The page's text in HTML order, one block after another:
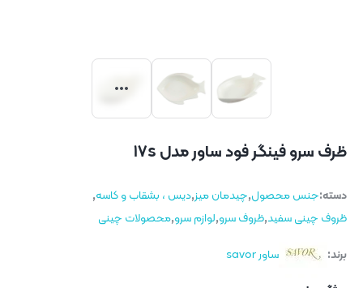
ظرف سرو فینگر فود ساور مدل ۱۷s
دسته:جنس محصول,چیدمان میز,دیس ، بشقاب و کاسه,
ظروف چینی سفید,ظروف سرو,لوازم سرو,محصولات چینی
برند:
ساور savor